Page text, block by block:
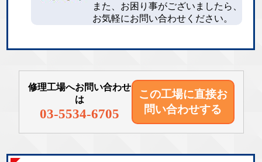
また、お困り事がございましたら、
お気軽にお問い合わせください。
修理工場へお問い合わせ
は
03-5534-6705
この工場に直接お
問い合わせする